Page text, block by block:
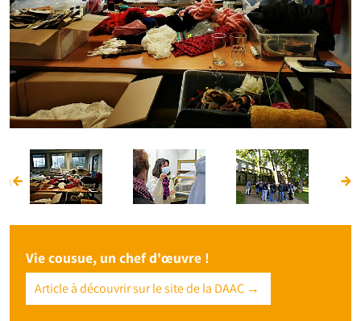
Vie cousue, un chef d'œuvre !
Article à découvrir sur le site de la DAAC →